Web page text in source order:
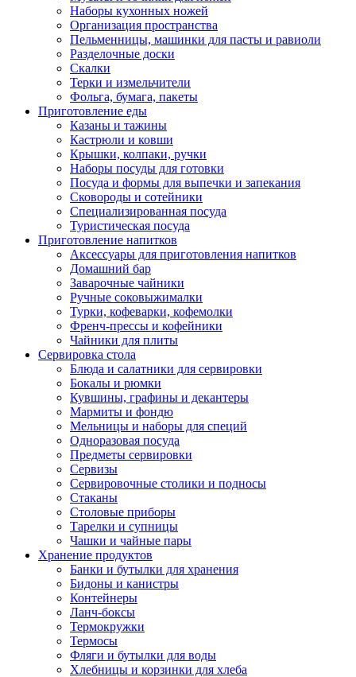
Наборы кухонных ножей
Организация пространства
Пельменницы, машинки для пасты и равиоли
Разделочные доски
Скалки
Терки и измельчители
Фольга, бумага, пакеты
Приготовление еды
Казаны и тажины
Кастрюли и ковши
Крышки, колпаки, ручки
Наборы посуды для готовки
Посуда и формы для выпечки и запекания
Сковороды и сотейники
Специализированная посуда
Туристическая посуда
Приготовление напитков
Аксессуары для приготовления напитков
Домашний бар
Заварочные чайники
Ручные соковыжималки
Турки, кофеварки, кофемолки
Френч-прессы и кофейники
Чайники для плиты
Сервировка стола
Блюда и салатники для сервировки
Бокалы и рюмки
Кувшины, графины и декантеры
Мармиты и фондю
Мельницы и наборы для специй
Одноразовая посуда
Предметы сервировки
Сервизы
Сервировочные столики и подносы
Стаканы
Столовые приборы
Тарелки и супницы
Чашки и чайные пары
Хранение продуктов
Банки и бутылки для хранения
Бидоны и канистры
Контейнеры
Ланч-боксы
Термокружки
Термосы
Фляги и бутылки для воды
Хлебницы и корзинки для хлеба